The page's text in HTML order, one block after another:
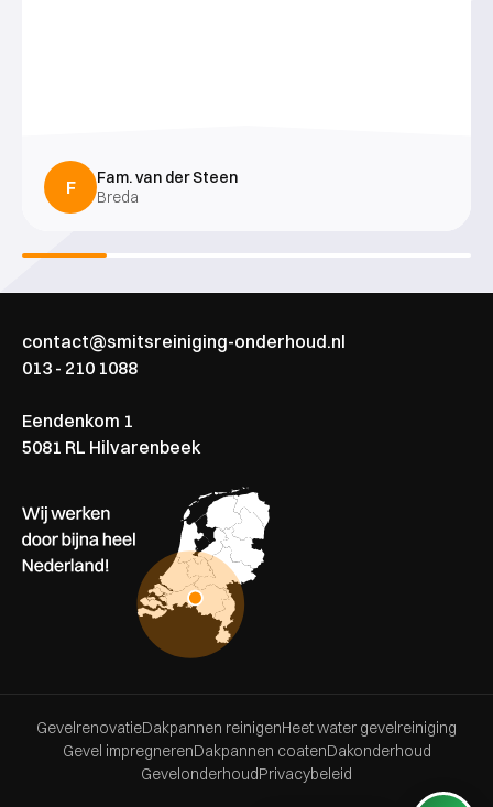
F
Fam. van der Steen
Breda
contact@smitsreiniging-onderhoud.nl
013 - 210 1088
Eendenkom 1
5081 RL Hilvarenbeek
GevelrenovatieDakpannen reinigenHeet water gevelreiniging
Gevel impregnerenDakpannen coatenDakonderhoud
GevelonderhoudPrivacybeleid